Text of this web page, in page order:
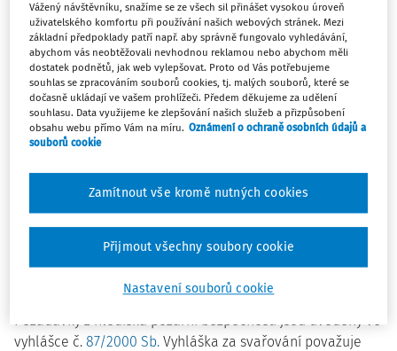
zajištěn odborný dohled na jejich provádění (tedy, odborný
dohled není požadován jen z hlediska požární ochrany!) a
musí být učiněna bezpečnostní opatření, která musí být
uvedena v písemném povolení ke svařování.
Vyhláška dále ve společných ustanoveních požaduje, aby v
uzavřených nevětraných prostorách nebyly při práci
nebo kyslíkem, jakož i, aby materiál znečistěný olejem,
olovnatými barvami, zbytky odmašťovacích prostředků
svařován. V neposlední řadě podle požadavků vyhlášky,
osoby v okolí svařování a řezání musí být chráněny před
škodlivými účinky těchto procesů.
Požadavky z hlediska požární bezpečnosti jsou uvedeny ve
vyhlášce č. 87/2000 Sb. Vyhláška za svařování považuje
Vážený návštěvníku, snažíme se ze všech sil přinášet vysokou úroveň
uživatelského komfortu při používání našich webových stránek. Mezi
základní předpoklady patří např. aby správně fungovalo vyhledávání,
abychom vás neobtěžovali nevhodnou reklamou nebo abychom měli
dostatek podnětů, jak web vylepšovat. Proto od Vás potřebujeme
souhlas se zpracováním souborů cookies, tj. malých souborů, které se
dočasně ukládají ve vašem prohlížeči. Předem děkujeme za udělení
souhlasu. Data využijeme ke zlepšování našich služeb a přizpůsobení
obsahu webu přímo Vám na míru. Oznámení o ochraně osobních údajů a
souborů cookie
Nastavení souborů cookie
Zamítnout vše kromě nutných cookies
Přijmout všechny soubory cookie